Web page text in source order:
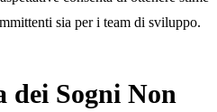
sia per i team di sviluppo.
dei Sogni Non